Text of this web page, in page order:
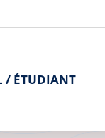
/ ÉTUDIANT
Brieuc